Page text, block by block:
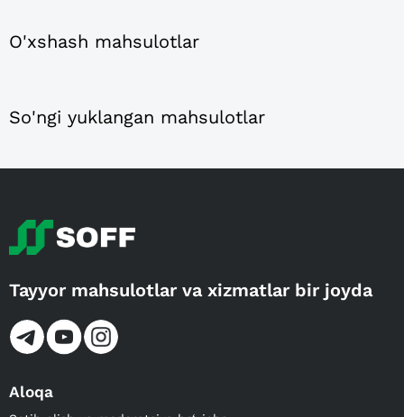
O'xshash mahsulotlar
So'ngi yuklangan mahsulotlar
Tayyor mahsulotlar va xizmatlar bir joyda
Aloqa